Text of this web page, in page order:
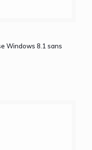
Windows 8.1 sans